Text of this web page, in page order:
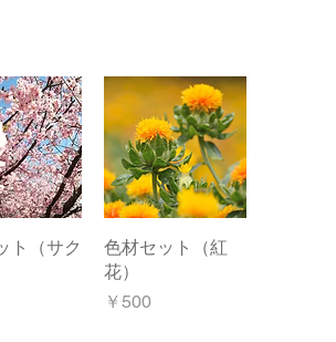
ビュー
ト（サク
クイックビュー
色材セット（紅
花）
価格
￥500